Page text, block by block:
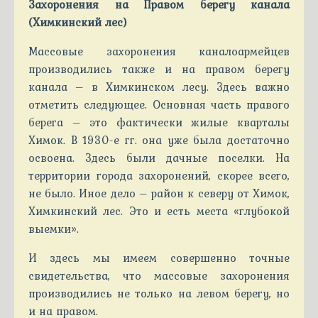
Захоронения на Правом берегу канала
(Химкинский лес)
Массовые захоронения каналоармейцев
производились также и на правом берегу
канала – в Химкинском лесу. Здесь важно
отметить следующее. Основная часть правого
берега – это фактически жилые кварталы
Химок. В 1930-е гг. она уже была достаточно
освоена. Здесь были дачные поселки. На
территории города захоронений, скорее всего,
не было. Иное дело – район к северу от Химок,
Химкинский лес. Это и есть места «глубокой
выемки».
И здесь мы имеем совершенно точные
свидетельства, что массовые захоронения
производились не только на левом берегу, но
и на правом.